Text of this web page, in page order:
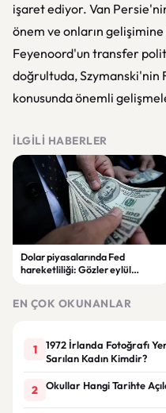
işaret ediyor. Van
önem ve onların
Feyenoord'un transfer
doğrultuda,
konusunda önemli
İLGILI HABERLER
Dolar piyasalarında Fed
hareketliliği: Gözler eylül
EN ÇOK OKUNANLAR
1
1972 İrlanda Fotoğrafı
Sarılan Kadın Kimdir?
2 Okullar Hangi Tarihte